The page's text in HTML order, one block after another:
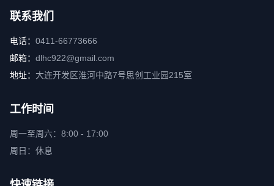
联系我们
电话： 0411-66773666
邮箱： dlhc922@gmail.com
地址： 大连开发区淮河中路7号思创工业园215室
工作时间
周一至周六：8:00 - 17:00
周日：休息